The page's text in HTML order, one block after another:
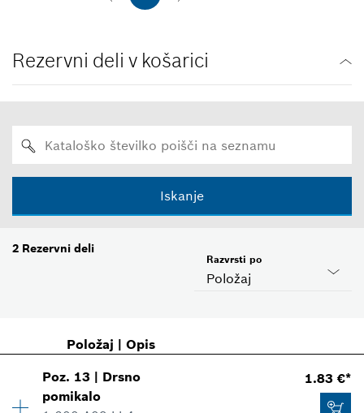
Rezervni deli v košarici
Iskanje
2 Rezervni deli
Položaj
Razvrsti po
Položaj | Opis
Poz. 13 | Drsno
pomikalo
1.83 €*